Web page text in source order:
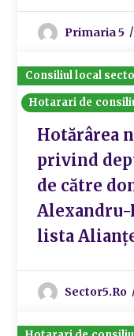
Primaria 5
Consiliul local
Hotarari de
Hotărârea
privind
de către
Alexandru-
lista
Sector5.ro